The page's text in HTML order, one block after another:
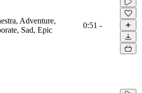
Adventure,
Sad, Epic
0:51 -